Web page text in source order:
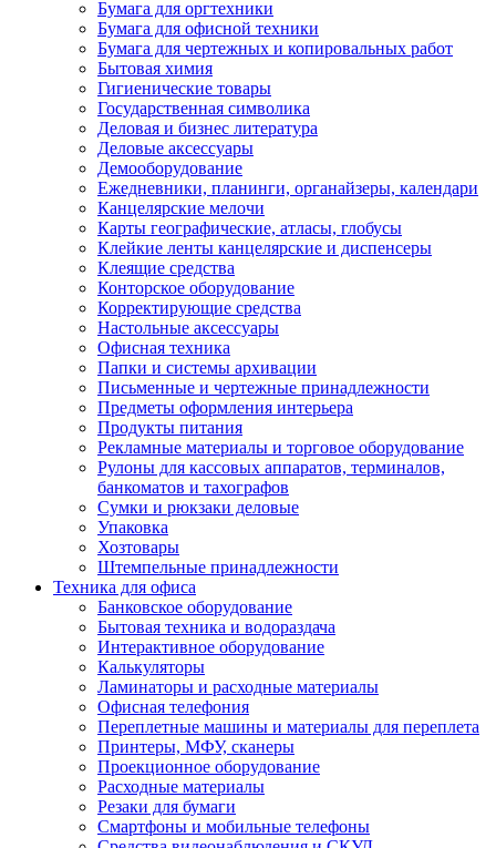
Бумага для оргтехники
Бумага для офисной техники
Бумага для чертежных и копировальных работ
Бытовая химия
Гигиенические товары
Государственная символика
Деловая и бизнес литература
Деловые аксессуары
Демооборудование
Ежедневники, планинги, органайзеры, календари
Канцелярские мелочи
Карты географические, атласы, глобусы
Клейкие ленты канцелярские и диспенсеры
Клеящие средства
Конторское оборудование
Корректирующие средства
Настольные аксессуары
Офисная техника
Папки и системы архивации
Письменные и чертежные принадлежности
Предметы оформления интерьера
Продукты питания
Рекламные материалы и торговое оборудование
Рулоны для кассовых аппаратов, терминалов,
банкоматов и тахографов
Сумки и рюкзаки деловые
Упаковка
Хозтовары
Штемпельные принадлежности
Техника для офиса
Банковское оборудование
Бытовая техника и водораздача
Интерактивное оборудование
Калькуляторы
Ламинаторы и расходные материалы
Офисная телефония
Переплетные машины и материалы для переплета
Принтеры, МФУ, сканеры
Проекционное оборудование
Расходные материалы
Резаки для бумаги
Смартфоны и мобильные телефоны